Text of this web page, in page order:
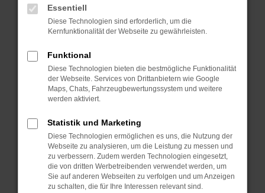
Suchmaschine?
Prüfe deine Browsererweiterungen.
Manche Erweiterungen, wie Werbeblocker,
verhindern. Funktioniert die Seite in einem
anderen Browser oder in einem privaten
Fenster?
Starte dein Gerät neu.
Probleme zu beheben.
Stelle sicher, dass dein Browser und dein
Betriebssystem auf dem neuesten Stand
sind.
Veraltete Software birgt nicht nur ein
Essentiell
Diese Technologien sind erforderlich, um die
Kernfunktionalität der Webseite zu gewährleisten.
Funktional
Diese Technologien bieten die bestmögliche Funktionalität
der Webseite. Services von Drittanbietern wie Google
Maps, Chats, Fahrzeugbewertungssystem und weitere
werden aktiviert.
Statistik und Marketing
Diese Technologien ermöglichen es uns, die Nutzung der
Webseite zu analysieren, um die Leistung zu messen und
zu verbessern. Zudem werden Technologien eingesetzt,
die von dritten Werbetreibenden verwendet werden, um
Sie auf anderen Webseiten zu verfolgen und um Anzeigen
zu schalten, die für Ihre Interessen relevant sind.